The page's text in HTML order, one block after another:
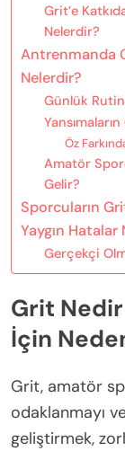
Grit’e
Nelerdir?
Antrenmanda
Nelerdir?
Günlük
Öz
Amatör
Gelir?
Sporcuların
Yaygın Hatalar
Gerçekçi
Grit
İçin
Grit, amatör
odaklanmayı
geliştirmek,